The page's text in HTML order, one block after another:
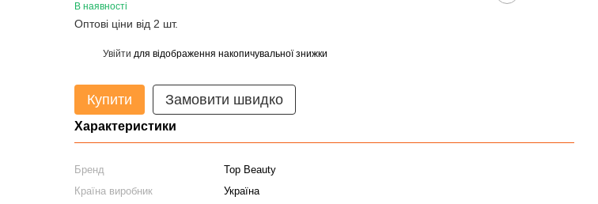
В наявності
Оптові ціни від 2 шт.
Увійти для відображення накопичувальної знижки
Купити Замовити швидко
Характеристики
Бренд
Top Beauty
Країна виробник
Україна